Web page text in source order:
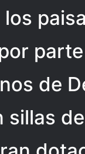
los
de
sillas